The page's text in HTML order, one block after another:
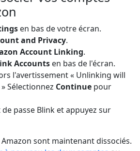
en bas de votre écran.
and Privacy.
Account Linking.
Accounts en bas de l'écran.
l'avertissement « Unlinking will
Sélectionnez Continue pour
passe Blink et appuyez sur
sont maintenant dissociés.